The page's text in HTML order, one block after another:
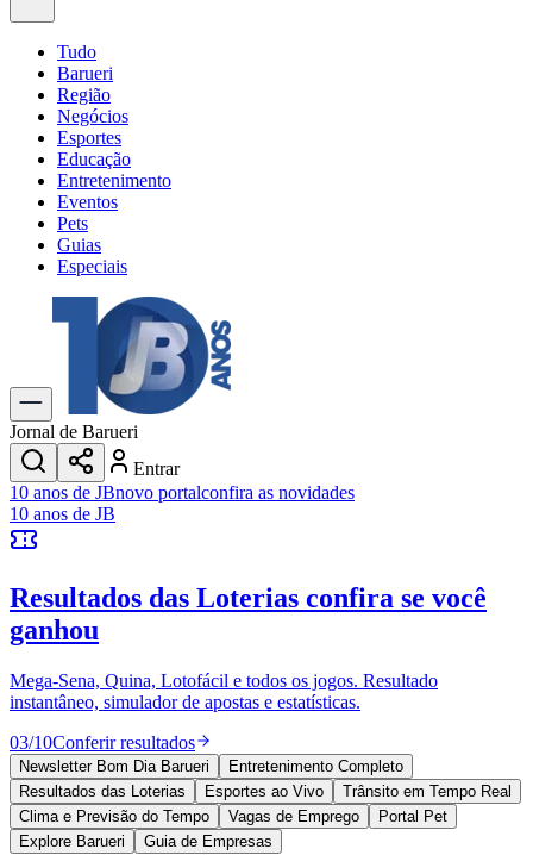
Tudo
Barueri
Região
Negócios
Esportes
Educação
Entretenimento
Eventos
Pets
Guias
Especiais
Explore Tudo
Últimas Notícias
Previsão do Tempo
Trânsito e Rotas
Dia a Dia & Lazer
Transportes
Gastronomia
Cinema & Shows
JogosNovo
Anuncie no Portal
Cadastrar Empresa
Divulgar Vagas
Política
Esportes
Saúde
Segurança
Cultura
Meio Ambiente
Jornal de Barueri
Entrar
10 anos de JBnovo portalconfira as novidades
10 anos de JB
Resultados das Loterias confira se você
ganhou
Mega-Sena, Quina, Lotofácil e todos os jogos. Resultado
instantâneo, simulador de apostas e estatísticas.
03/10Conferir resultados
Newsletter Bom Dia Barueri
Entretenimento Completo
Resultados das Loterias
Esportes ao Vivo
Trânsito em Tempo Real
Clima e Previsão do Tempo
Vagas de Emprego
Portal Pet
Explore Barueri
Guia de Empresas